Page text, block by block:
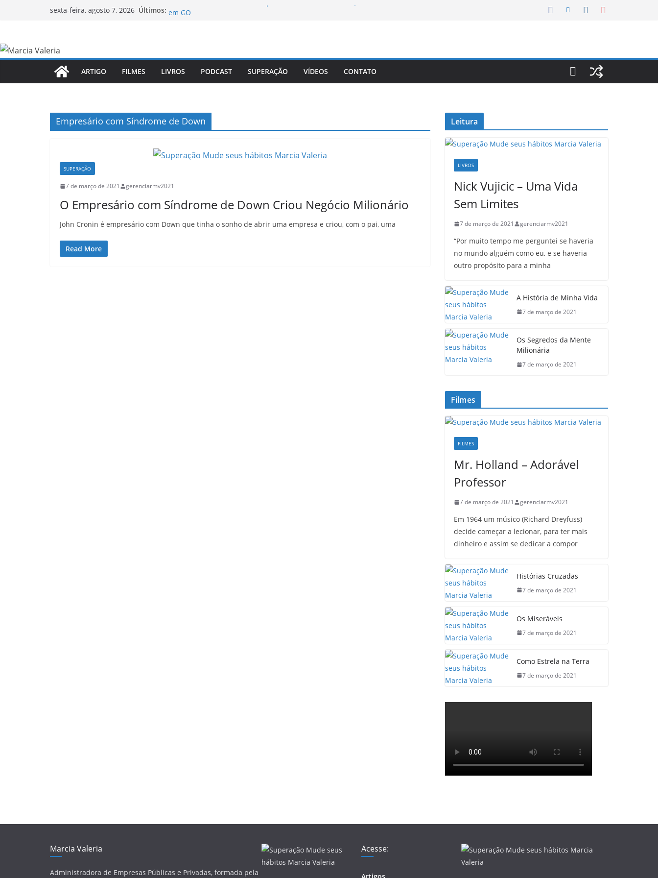
conteúdo
sexta-feira, agosto 7, 2026 Últimos:
Gari Bancou Estudos da Filha para se Formar em Médica,
em GO
Nelson Mandela – Líder Rebelde e Presidente da África do
Sul
ARTIGO FILMES LIVROS PODCAST SUPERAÇÃO VÍDEOS CONTATO
Empresário com Síndrome de Down
SUPERAÇÃO
7 de março de 2021 gerenciarmv2021
O Empresário com Síndrome de Down Criou Negócio Milionário
John Cronin é empresário com Down que tinha o sonho de abrir uma empresa e criou, com o pai, uma
Read More
Leitura
LIVROS
Nick Vujicic – Uma Vida
Sem Limites
7 de março de 2021 gerenciarmv2021
“Por muito tempo me perguntei se haveria
no mundo alguém como eu, e se haveria
outro propósito para a minha
A História de Minha Vida
7 de março de 2021
Os Segredos da Mente
Milionária
7 de março de 2021
Filmes
FILMES
Mr. Holland – Adorável
Professor
7 de março de 2021 gerenciarmv2021
Em 1964 um músico (Richard Dreyfuss)
decide começar a lecionar, para ter mais
dinheiro e assim se dedicar a compor
Histórias Cruzadas
7 de março de 2021
Os Miseráveis
7 de março de 2021
Como Estrela na Terra
7 de março de 2021
Marcia Valeria
Administradora de Empresas Públicas e Privadas, formada pela
Acesse: